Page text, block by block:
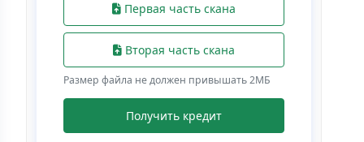
Первая часть скана
Вторая часть скана
Размер файла не должен привышать 2МБ
Получить кредит